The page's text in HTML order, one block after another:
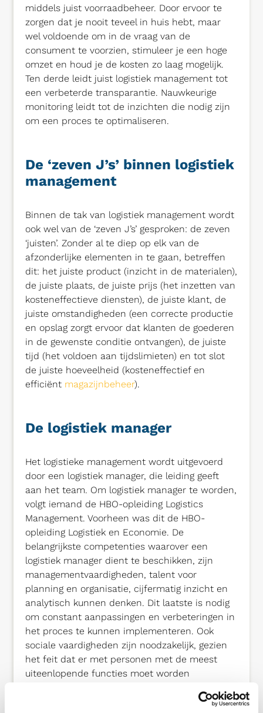
middels juist voorraadbeheer. Door ervoor te
zorgen dat je nooit teveel in huis hebt, maar
wel voldoende om in de vraag van de
consument te voorzien, stimuleer je een hoge
omzet en houd je de kosten zo laag mogelijk.
Ten derde leidt juist logistiek management tot
een verbeterde transparantie. Nauwkeurige
monitoring leidt tot de inzichten die nodig zijn
om een proces te optimaliseren.
De ‘zeven J’s’ binnen logistiek
management
Binnen de tak van logistiek management wordt
ook wel van de ‘zeven J’s’ gesproken: de zeven
‘juisten’. Zonder al te diep op elk van de
afzonderlijke elementen in te gaan, betreffen
dit: het juiste product (inzicht in de materialen),
de juiste plaats, de juiste prijs (het inzetten van
kosteneffectieve diensten), de juiste klant, de
juiste omstandigheden (een correcte productie
en opslag zorgt ervoor dat klanten de goederen
in de gewenste conditie ontvangen), de juiste
tijd (het voldoen aan tijdslimieten) en tot slot
de juiste hoeveelheid (kosteneffectief en
efficiënt magazijnbeheer).
De logistiek manager
Het logistieke management wordt uitgevoerd
door een logistiek manager, die leiding geeft
aan het team. Om logistiek manager te worden,
volgt iemand de HBO-opleiding Logistics
Management. Voorheen was dit de HBO-
opleiding Logistiek en Economie. De
belangrijkste competenties waarover een
logistiek manager dient te beschikken, zijn
managementvaardigheden, talent voor
planning en organisatie, cijfermatig inzicht en
analytisch kunnen denken. Dit laatste is nodig
om constant aanpassingen en verbeteringen in
het proces te kunnen implementeren. Ook
sociale vaardigheden zijn noodzakelijk, gezien
het feit dat er met personen met de meest
uiteenlopende functies moet worden